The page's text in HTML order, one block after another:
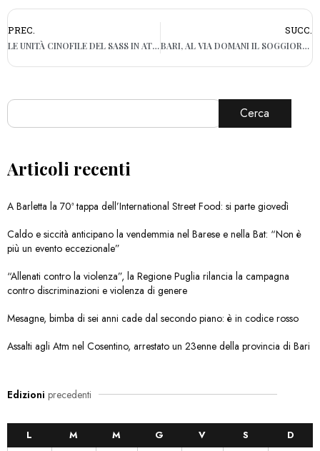
PREC.
LE UNITÀ CINOFILE DEL SASS IN ATTIVITÀ A MODUGNO E BITETTO: COSÌ SALVONO VITE
SUCC.
BARI, AL VIA DOMANI IL SOGGIORNO SOCIO-RIABILITATIVO PER 37 DISABILI GRAVI
Cerca
Articoli recenti
A Barletta la 70ª tappa dell’International Street Food: si parte giovedì
Caldo e siccità anticipano la vendemmia nel Barese e nella Bat: “Non è
più un evento eccezionale”
“Allenati contro la violenza”, la Regione Puglia rilancia la campagna
contro discriminazioni e violenza di genere
Mesagne, bimba di sei anni cade dal secondo piano: è in codice rosso
Assalti agli Atm nel Cosentino, arrestato un 23enne della provincia di Bari
Edizioni precedenti
L M M G V S
D